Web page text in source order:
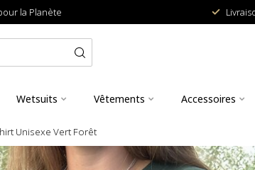
la Planète
Wetsuits Vêtements Accessoires
Unisexe Vert Forêt